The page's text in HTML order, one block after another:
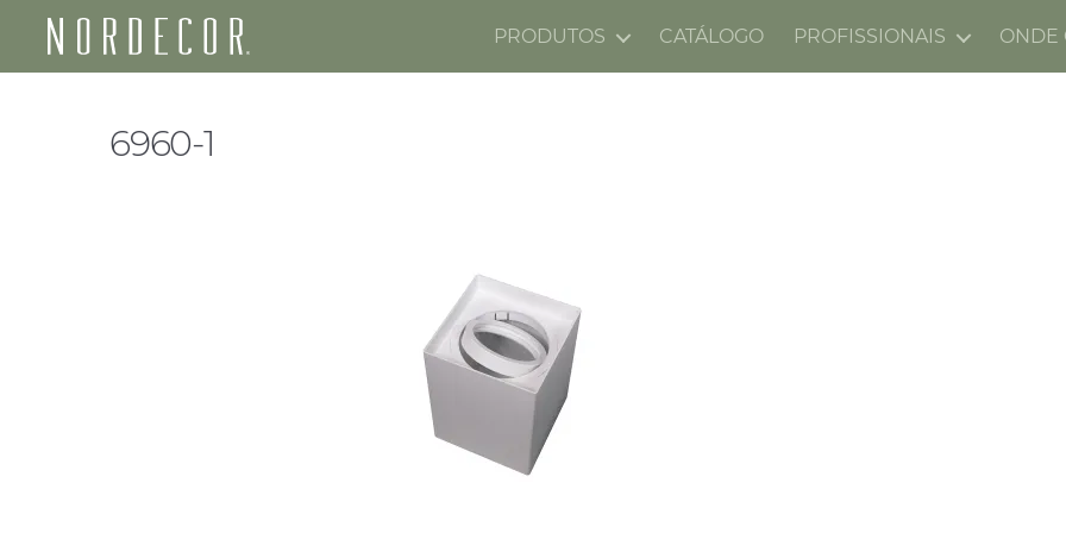
Nordecor
PRODUTOS CATÁLOGO PROFISSIONAIS ONDE
6960-1